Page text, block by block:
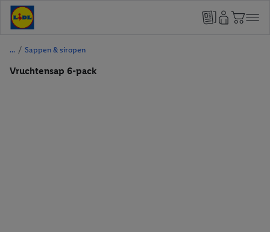
/ Sappen & siropen
Vruchtensap 6-pack